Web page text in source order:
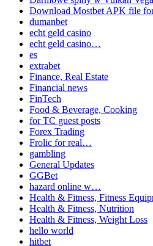
Download Mostbet APK file
dumanbet
echt geld casino
echt geld casino…
es
extrabet
Finance, Real Estate
Financial news
FinTech
Food & Beverage, Cooking
for TC guest posts
Forex Trading
Frolic for real…
gambling
General Updates
GGBet
hazard online w…
Health & Fitness, Fitness
Health & Fitness, Nutrition
Health & Fitness, Weight Loss
hello world
hitbet